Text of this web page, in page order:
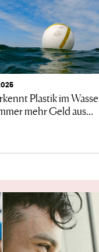
Plastik im
mehr Geld aus...